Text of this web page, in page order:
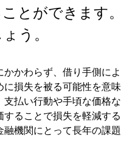
とができます。
う。
かわらず、借り手側によ
に損失を被る可能性を意味
支払い行動や手頃な価格な
ることで損失を軽減する
機関にとって長年の課題